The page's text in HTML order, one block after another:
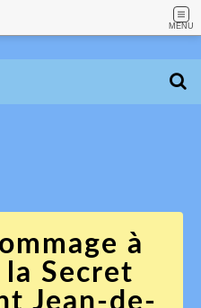
MENU
à
la Secret
Jean-de-